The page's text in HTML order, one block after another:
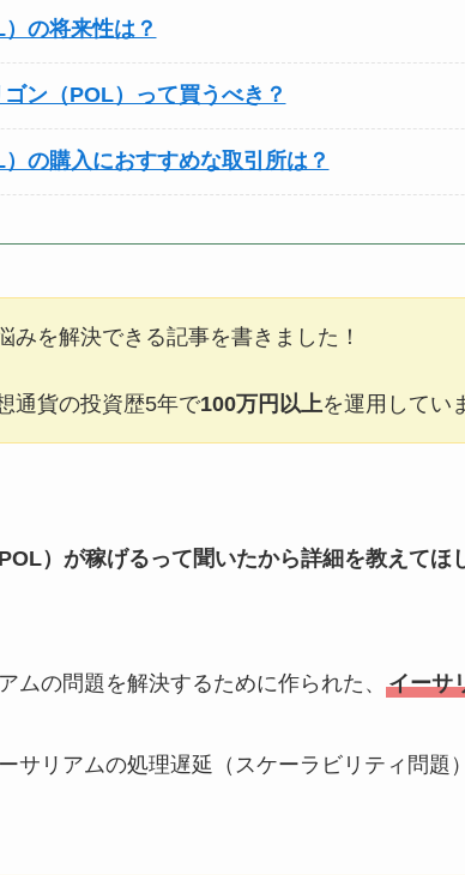
の将来性は？
ン（POL）って買うべき？
の購入におすすめな取引所は？
みを解決できる記事を書きました！
通貨の投資歴5年で100万円以上を運用してい
）が稼げるって聞いたから詳細を教えてほ
ムの問題を解決するために作られた、 イーサ
サリアムの処理遅延（スケーラビリティ問題